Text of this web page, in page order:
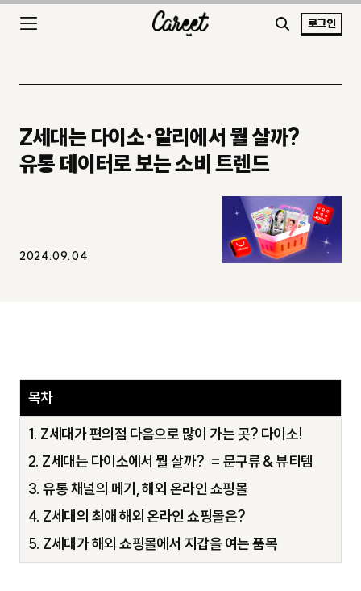
로그인
Z세대는 다이소·알리에서 뭘 살까?
유통 데이터로 보는 소비 트렌드
2024.09.04
목차
1. Z세대가 편의점 다음으로 많이 가는 곳? 다이소!
2. Z세대는 다이소에서 뭘 살까? = 문구류 & 뷰티템
3. 유통 채널의 메기, 해외 온라인 쇼핑몰
4. Z세대의 최애 해외 온라인 쇼핑몰은?
5. Z세대가 해외 쇼핑몰에서 지갑을 여는 품목